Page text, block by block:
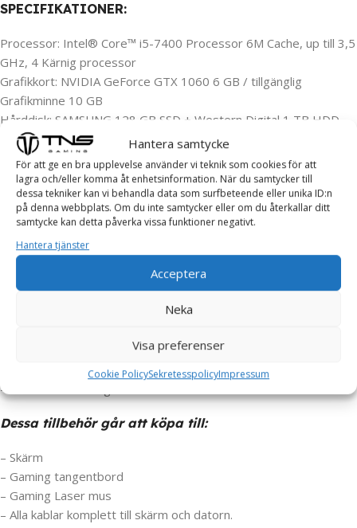
Hantera samtycke
För att ge en bra upplevelse använder vi teknik som cookies för att
lagra och/eller komma åt enhetsinformation. När du samtycker till
dessa tekniker kan vi behandla data som surfbeteende eller unika ID:n
på denna webbplats. Om du inte samtycker eller om du återkallar ditt
samtycke kan detta påverka vissa funktioner negativt.
Hantera tjänster
Acceptera
Neka
Visa preferenser
Cookie PolicySekretesspolicyImpressum
SPECIFIKATIONER:
Processor: Intel® Core™ i5-7400 Processor 6M Cache, up till 3,5
GHz, 4 Kärnig processor
Grafikkort: NVIDIA GeForce GTX 1060 6 GB / tillgänglig
Grafikminne 10 GB
Hårddisk: SAMSUNG 128 GB SSD + Western Digital 1 TB HDD
utrymme för spel och lagring
Ram minne: 8 GB RAM minne
Moderkort: HP 8308
Nätaggregat: Original
Datorn är ny installerad med:
Drivrutiner = Klar att börja användas!
– HP OMEN Gamingdator
Dessa tillbehör går att köpa till:
– Skärm
– Gaming tangentbord
– Gaming Laser mus
– Alla kablar komplett till skärm och datorn.